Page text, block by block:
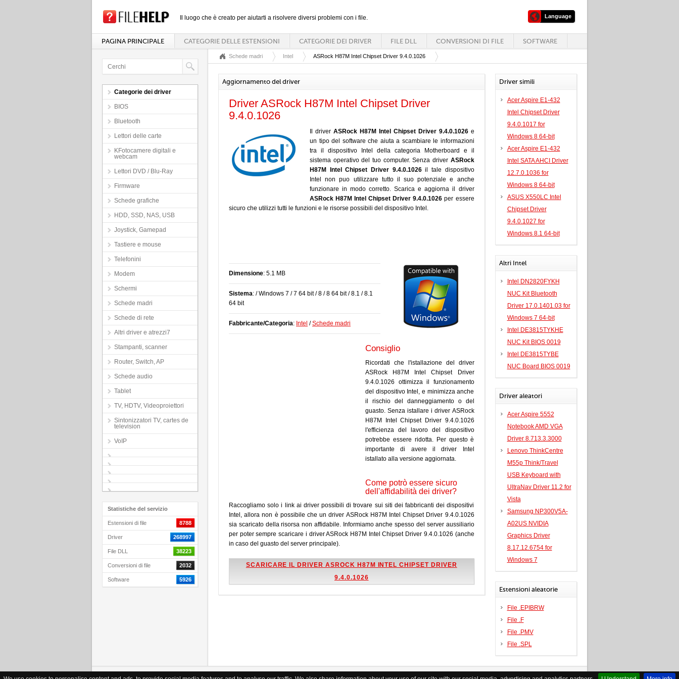
Il luogo che è creato per aiutarti a risolvere diversi problemi con i file. Language
PAGINA PRINCIPALE CATEGORIE DELLE ESTENSIONI CATEGORIE DEI DRIVER FILE DLL CONVERSIONI DI FILE SOFTWARE
Categorie dei driver
BIOS
Bluetooth
Lettori delle carte
KFotocamere digitali e
webcam
Lettori DVD / Blu-Ray
Firmware
Schede grafiche
HDD, SSD, NAS, USB
Joystick, Gamepad
Tastiere e mouse
Telefonini
Modem
Schermi
Schede madri
Schede di rete
Altri driver e atrezzi7
Stampanti, scanner
Router, Switch, AP
Schede audio
Tablet
TV, HDTV, Videoproiettori
Sintonizzatori TV, cartes de
television
VoIP
Statistiche del servizio
Estensioni di file 8788
Driver 268997
File DLL 38223
Conversioni di file 2032
Software 5926
Schede madri Intel ASRock H87M Intel Chipset Driver 9.4.0.1026
Aggiornamento del driver
Driver ASRock H87M Intel Chipset Driver
9.4.0.1026
Il driver ASRock H87M Intel Chipset Driver 9.4.0.1026e
un tipo del software che aiuta a scambiare le informazioni
tra il dispositivo Intel della categoria Motherboard e il
sistema operativo del tuo computer. Senza driver ASRock
H87M Intel Chipset Driver 9.4.0.1026il tale dispositivo
Intel non puo utilizzare tutto il suo potenziale e anche
funzionare in modo corretto. Scarica e aggiorna il driver
ASRock H87M Intel Chipset Driver 9.4.0.1026 per essere
sicuro che utilizzi tutti le funzioni e le risorse possibili del dispositivo Intel.
Dimensione: 5.1 MB
Sistema: / Windows 7 / 7 64 bit / 8 / 8 64 bit / 8.1 / 8.1
64 bit
Fabbricante/Categoria: Intel /Schede madri
Consiglio
Ricordati che l'istallazione del driver
ASRock H87M Intel Chipset Driver
9.4.0.1026 ottimizza il funzionamento
del dispositivo Intel, e minimizza anche
il rischio del danneggiamento o del
guasto. Senza istallare i driver ASRock
H87M Intel Chipset Driver 9.4.0.1026
l'efficienza del lavoro del dispositivo
potrebbe essere ridotta. Per questo è
importante di avere il driver Intel
istallato alla versione aggiornata.
Come potrò essere sicuro
dell'affidabilità dei driver?
Raccogliamo solo i link ai driver possibili di trovare sui siti dei fabbricanti dei dispositivi
Intel, allora non è possibile che un driver ASRock H87M Intel Chipset Driver 9.4.0.1026
sia scaricato della risorsa non affidabile. Informiamo anche spesso del server aussiliario
per poter sempre scaricare i driver ASRock H87M Intel Chipset Driver 9.4.0.1026 (anche
in caso del guasto del server principale).
SCARICARE IL DRIVER ASROCK H87M INTEL CHIPSET DRIVER
9.4.0.1026
Driver simili
Acer Aspire E1-432
Intel Chipset Driver
9.4.0.1017 for
Windows 8 64-bit
Acer Aspire E1-432
Intel SATA AHCI Driver
12.7.0.1036 for
Windows 8 64-bit
ASUS X550LC Intel
Chipset Driver
9.4.0.1027 for
Windows 8.1 64-bit
Altri Intel
Intel DN2820FYKH
NUC Kit Bluetooth
Driver 17.0.1401.03 for
Windows 7 64-bit
Intel DE3815TYKHE
NUC Kit BIOS 0019
Intel DE3815TYBE
NUC Board BIOS 0019
Driver aleatori
Acer Aspire 5552
Notebook AMD VGA
Driver 8.713.3.3000
Lenovo ThinkCentre
M55p Think/Travel
USB Keyboard with
UltraNav Driver 11.2 for
Vista
Samsung NP300V5A-
A02US NVIDIA
Graphics Driver
8.17.12.6754 for
Windows 7
Estensioni aleatorie
File .EPIBRW
File .F
File .PMV
File .SPL